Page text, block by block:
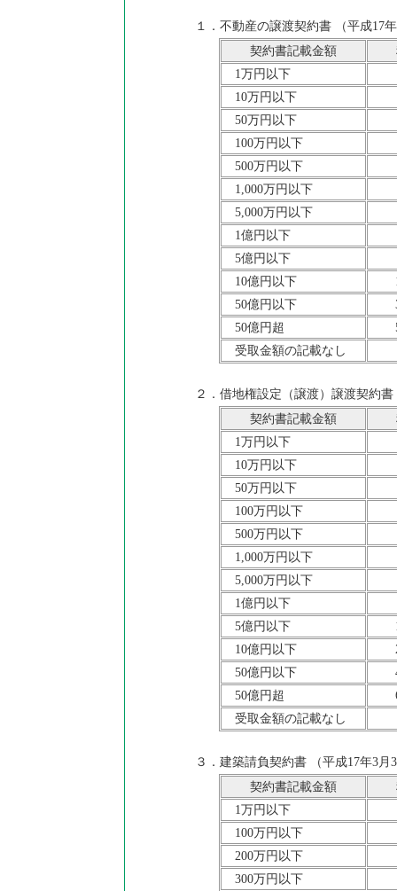
１．不動産の譲渡契約書 （平成17
契約書記載金額
1万円以下
10万円以下
50万円以下
100万円以下
500万円以下
1,000万円以下
5,000万円以下
1億円以下
5億円以下
10億円以下
50億円以下
50億円超
受取金額の記載なし
２．借地権設定（譲渡）譲渡契約書
契約書記載金額
1万円以下
10万円以下
50万円以下
100万円以下
500万円以下
1,000万円以下
5,000万円以下
1億円以下
5億円以下
10億円以下
50億円以下
50億円超
受取金額の記載なし
３．建築請負契約書 （平成17年3月
契約書記載金額
1万円以下
100万円以下
200万円以下
300万円以下